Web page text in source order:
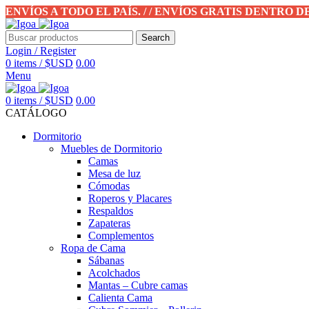
ENVÍOS A TODO EL PAÍS. / / ENVÍOS GRATIS DENTRO
Search
Login / Register
0 items / $USD 0.00
Menu
0 items / $USD 0.00
CATÁLOGO
Dormitorio
Muebles de Dormitorio
Camas
Mesa de luz
Cómodas
Roperos y Placares
Respaldos
Zapateras
Complementos
Ropa de Cama
Sábanas
Acolchados
Mantas – Cubre camas
Calienta Cama